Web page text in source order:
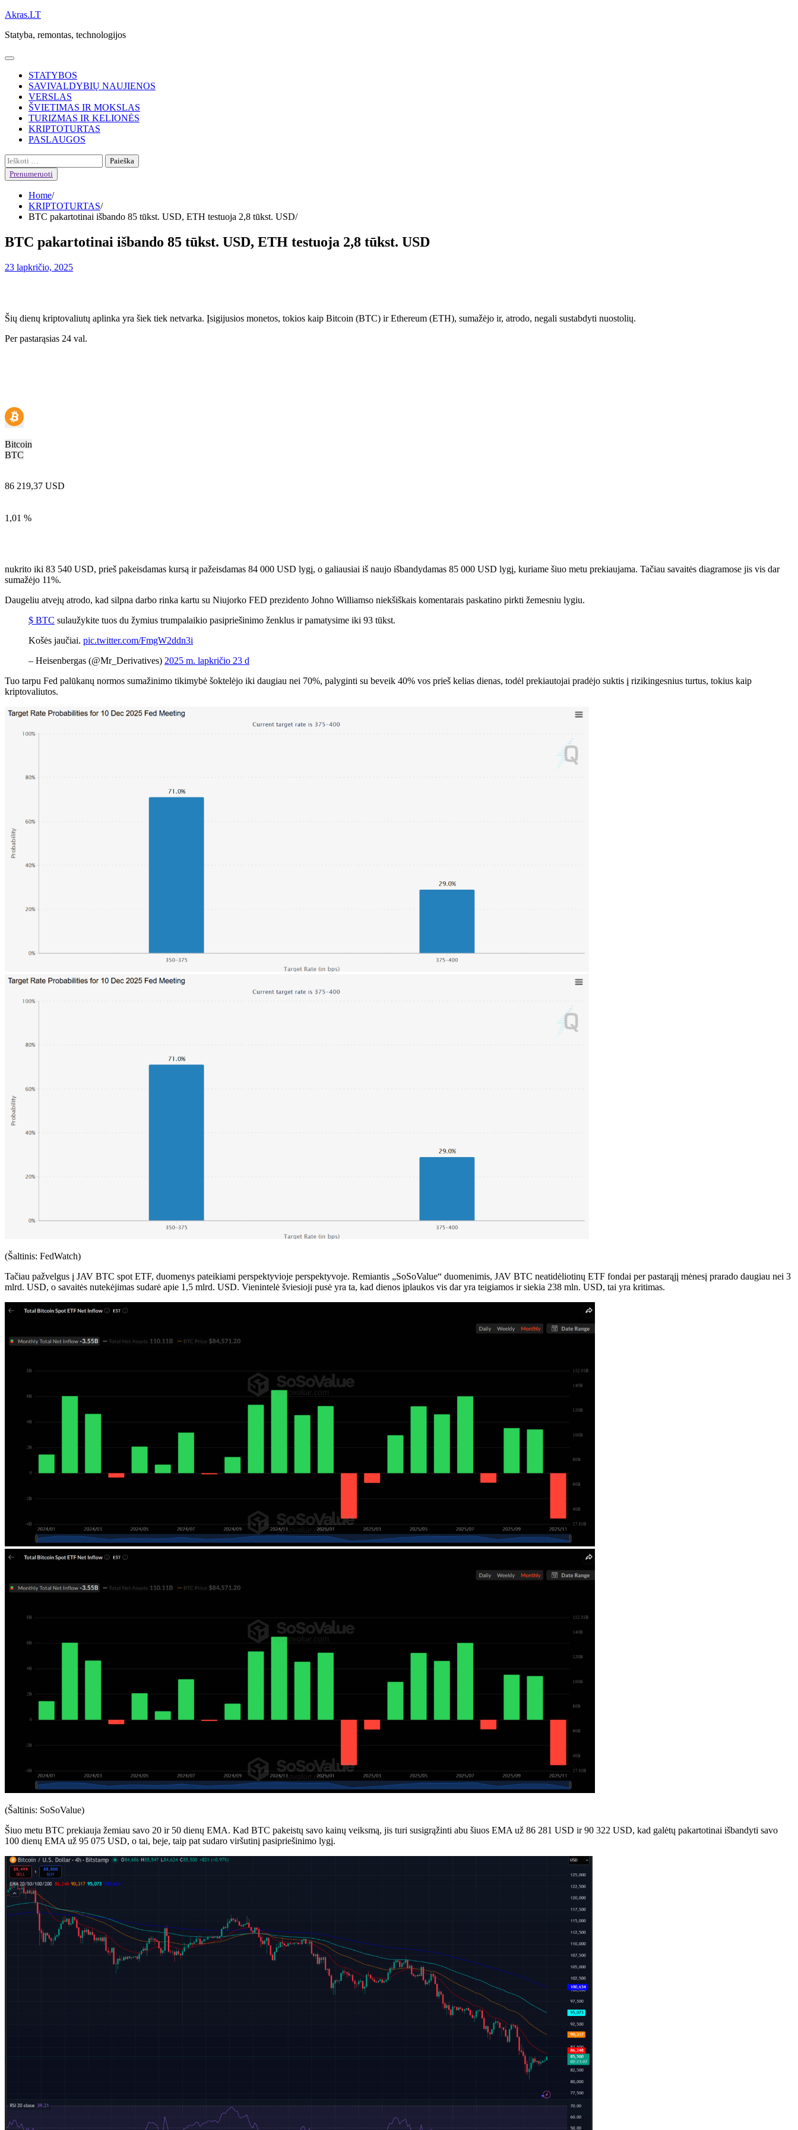
Skip
content
Akras.LT
Statyba, remontas, technologijos
STATYBOS
SAVIVALDYBIŲ NAUJIENOS
VERSLAS
ŠVIETIMAS IR MOKSLAS
TURIZMAS IR KELIONĖS
KRIPTOTURTAS
PASLAUGOS
Ieškoti:
Prenumeruoti
Home
KRIPTOTURTAS
BTC pakartotinai išbando 85 tūkst. USD, ETH testuoja 2,8 tūkst. USD
BTC pakartotinai išbando 85 tūkst. USD, ETH testuoja 2,8 tūkst. USD
23 lapkričio, 2025
Šių dienų kriptovaliutų aplinka yra šiek tiek netvarka. Įsigijusios monetos, tokios kaip Bitcoin (BTC) ir Ethereum (ETH), sumažėjo ir, atrodo, negali sustabdyti nuostolių.
Per pastarąsias 24 val.
Bitcoin
BTC
86 219,37 USD
1,01 %
nukrito iki 83 540 USD, prieš pakeisdamas kursą ir pažeisdamas 84 000 USD lygį, o galiausiai iš naujo išbandydamas 85 000 USD lygį, kuriame šiuo metu prekiaujama. Tačiau savaitės diagramose jis vis dar
sumažėjo 11%.
Daugeliu atvejų atrodo, kad silpna darbo rinka kartu su Niujorko FED prezidento Johno Williamso niekšiškais komentarais paskatino pirkti žemesniu lygiu.
$ BTC sulaužykite tuos du žymius trumpalaikio pasipriešinimo ženklus ir pamatysime iki 93 tūkst.
Košės jaučiai. pic.twitter.com/FmgW2ddn3i
– Heisenbergas (@Mr_Derivatives) 2025 m. lapkričio 23 d
Tuo tarpu Fed palūkanų normos sumažinimo tikimybė šoktelėjo iki daugiau nei 70%, palyginti su beveik 40% vos prieš kelias dienas, todėl prekiautojai pradėjo suktis į rizikingesnius turtus, tokius kaip
kriptovaliutos.
(Šaltinis: FedWatch)
Tačiau pažvelgus į JAV BTC spot ETF, duomenys pateikiami perspektyvioje perspektyvoje. Remiantis „SoSoValue“ duomenimis, JAV BTC neatidėliotinų ETF fondai per pastarąjį mėnesį prarado daugiau nei 3
mlrd. USD, o savaitės nutekėjimas sudarė apie 1,5 mlrd. USD. Vienintelė šviesioji pusė yra ta, kad dienos įplaukos vis dar yra teigiamos ir siekia 238 mln. USD, tai yra kritimas.
(Šaltinis: SoSoValue)
Šiuo metu BTC prekiauja žemiau savo 20 ir 50 dienų EMA. Kad BTC pakeistų savo kainų veiksmą, jis turi susigrąžinti abu šiuos EMA už 86 281 USD ir 90 322 USD, kad galėtų pakartotinai išbandyti savo
100 dienų EMA už 95 075 USD, o tai, beje, taip pat sudaro viršutinį pasipriešinimo lygį.